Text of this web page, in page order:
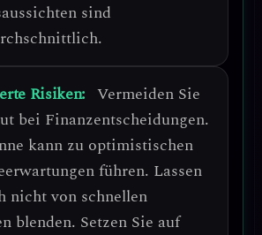
sind
Risiken: Vermeiden Sie
bei Finanzentscheidungen.
kann zu optimistischen
führen. Lassen
nicht von schnellen
blenden. Setzen Sie auf